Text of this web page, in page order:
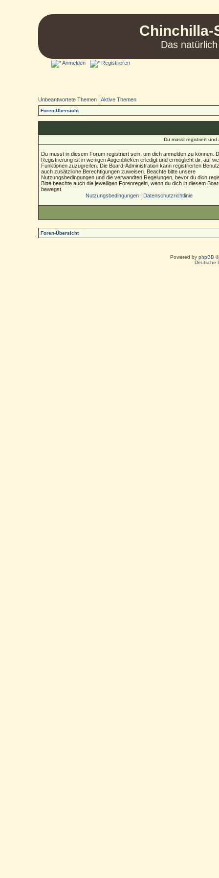
Chinchilla-
Das
Anmelden Registrieren
Unbeantwortete Themen |Aktive Themen
Foren-Übersicht
Du musst registriert
Du musst in diesem Forum registriert sein, um dich anmelden zu können.
Registrierung ist in wenigen Augenblicken erledigt und ermöglicht dir, auf
Funktionen zuzugreifen. Die Board-Administration kann registrierten
auch zusätzliche Berechtigungen zuweisen. Beachte bitte unsere
Nutzungsbedingungen und die verwandten Regelungen, bevor du dich
Bitte beachte auch die jeweiligen Forenregeln, wenn du dich in diesem
bewegst.
Nutzungsbedingungen| Datenschutzrichtlinie
Foren-Übersicht
Powered by phpBB
Deutsche